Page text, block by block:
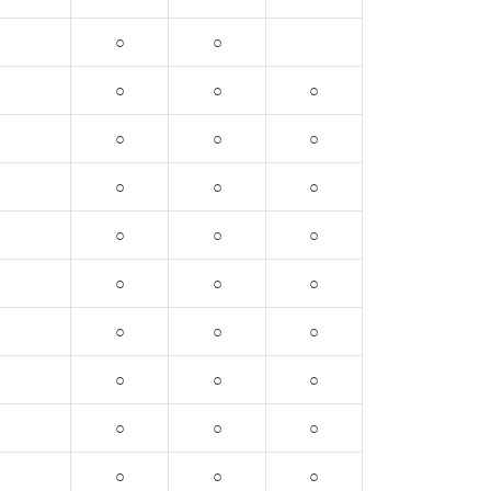
○ ○
○ ○ ○
○ ○ ○
○ ○ ○
○ ○ ○
○ ○ ○
○ ○ ○
○ ○ ○
○ ○ ○
○ ○ ○